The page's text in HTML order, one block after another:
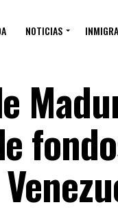
NOTICIAS